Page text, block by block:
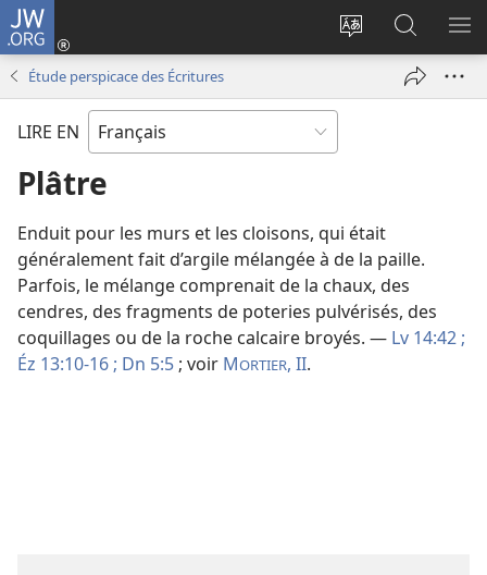
JW.ORG
Changer
langue
Se
connecter
nouvelle
sur
JW.ORG
Étude perspicace des Écritures
LIRE EN
Plâtre
Enduit pour les murs et les cloisons, qui était
généralement fait d’argile mélangée à de la paille.
Parfois, le mélange comprenait de la chaux, des
cendres, des fragments de poteries pulvérisés, des
coquillages ou de la roche calcaire broyés. — Lv 14:42 ;
Éz 13:10-16 ; Dn 5:5 ; voir MORTIER, II.